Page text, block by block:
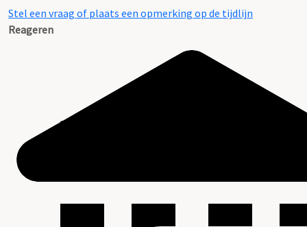
Stel een vraag of plaats een opmerking op de tijdlijn
Reageren